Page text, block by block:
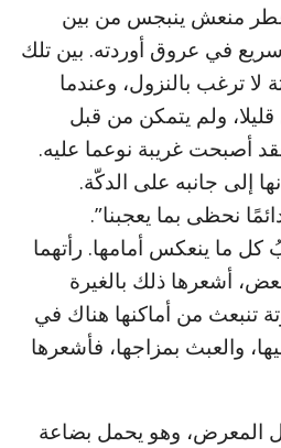
منعش ينبجس من بين
في عروق أوردته. بين تلك
لا ترغب بالنزول، وعندما
ولم يتمكن من قبل
أصبحت غريبة نوعما عليه.
إلى جانبه على الدكّة.
نحظى بما يعجبنا”.
كل ما ينعكس أمامها. رأتهما
أشعرها ذلك بالغيرة
تنبعث من أماكنها هناك في
والعبث بمزاجها، فأشعرها
المعرض، وهو يحمل بضاعة